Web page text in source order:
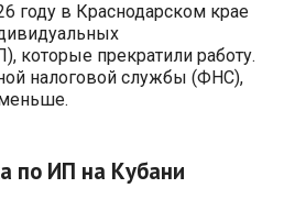
году в Краснодарском крае
которые прекратили работу.
налоговой службы (ФНС),
меньше.
по ИП на Кубани